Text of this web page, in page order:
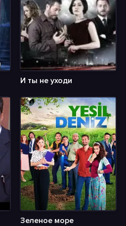
И ты не уходи
Зеленое море